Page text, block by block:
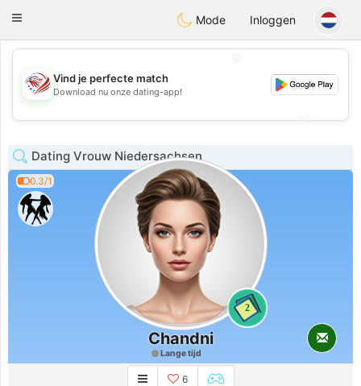
StatesDating
Toggle
Mode Inloggen
💖
💕
Vind je perfecte match
Download nu onze dating-app!
Dating Vrouw Niedersachsen
0.3/1
2
Chandni
Lange tijd
6